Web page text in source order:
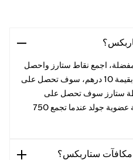
اجمع نقاط ستارز واحصل
على مكافآت. عند كل عملية شراء بقيمة 10 درهم، سوف تحصل على
ستارز. مقابل كل 250 نقطة ستارز سوف تحصل على
مشروب مجاناً. ستحصل على درجة عضوية جولد عندما تجمع 750
مكافآت ستاربكس؟